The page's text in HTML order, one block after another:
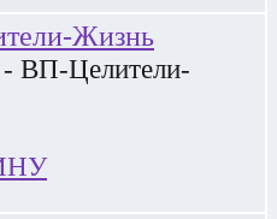
Жизнь
ВП-Целители-